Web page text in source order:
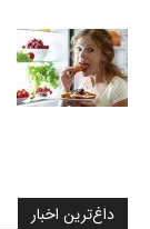
داغ‌ترین اخبار